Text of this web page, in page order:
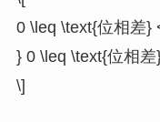
0 \leq \text{位相差}
} 0 \leq \text{位相差
\]